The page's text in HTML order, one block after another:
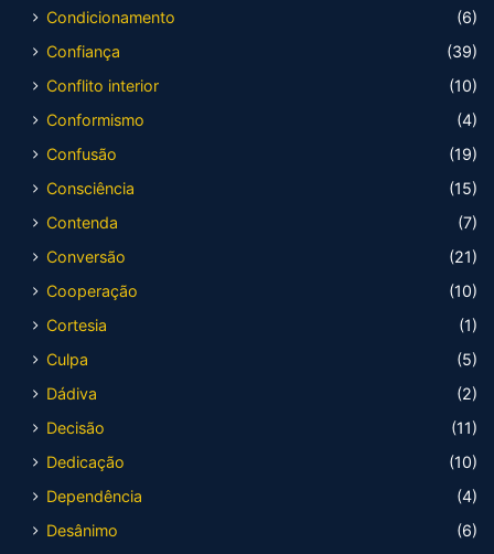
Condicionamento
(6)
Confiança
(39)
Conflito interior
(10)
Conformismo
(4)
Confusão
(19)
Consciência
(15)
Contenda
(7)
Conversão
(21)
Cooperação
(10)
Cortesia
(1)
Culpa
(5)
Dádiva
(2)
Decisão
(11)
Dedicação
(10)
Dependência
(4)
Desânimo
(6)